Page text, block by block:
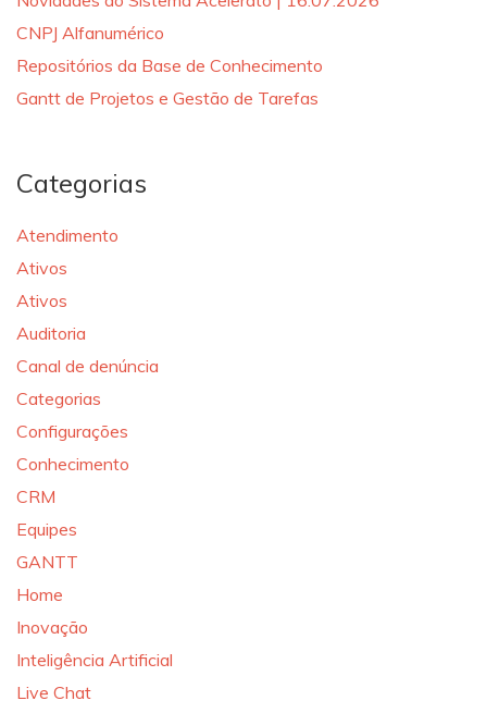
CNPJ Alfanumérico
Repositórios da Base de Conhecimento
Gantt de Projetos e Gestão de Tarefas
Categorias
Atendimento
Ativos
Ativos
Auditoria
Canal de denúncia
Categorias
Configurações
Conhecimento
CRM
Equipes
GANTT
Home
Inovação
Inteligência Artificial
Live Chat